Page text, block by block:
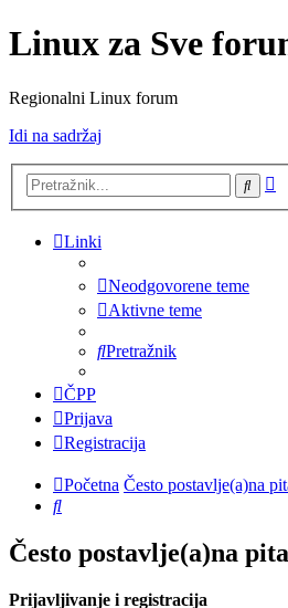
Linux za Sve
Regionalni Linux forum
Idi na sadržaj
Linki
Neodgovorene teme
Aktivne teme
Pretražnik
ČPP
Prijava
Registracija
Početna Često postavlje(a)na
Pretražnik
Često postavlje(a)na
Prijavljivanje i registracija